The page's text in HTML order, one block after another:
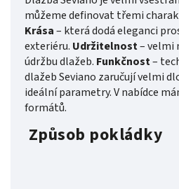
můžeme definovat třemi
Krása– která dodá eleganci
exteriéru. Udržitelnost– velmi
údržbu dlažeb. Funkčnost–
dlažeb Seviano zaručují velmi
ideální parametry.V nabídce
formátů.
Způsob pokládky